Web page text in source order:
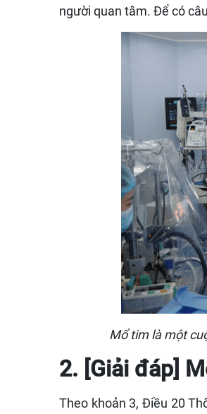
người quan tâm. Để có
Mổ tim là một
2. [Giải đáp]
Theo khoản 3, Điều 20